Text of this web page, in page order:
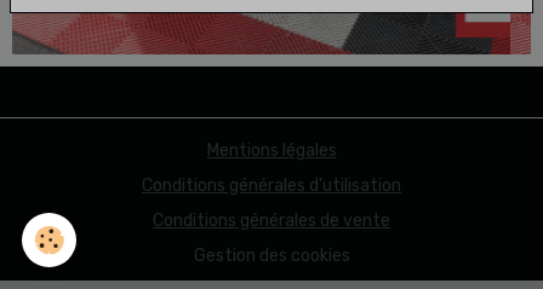
Mentions légales
Conditions générales d'utilisation
Conditions générales de vente
Gestion des cookies